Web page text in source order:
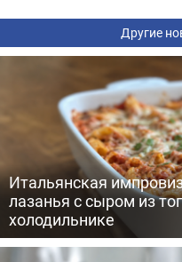
Другие
Итальянская
лазанья с сыром из
холодильнике